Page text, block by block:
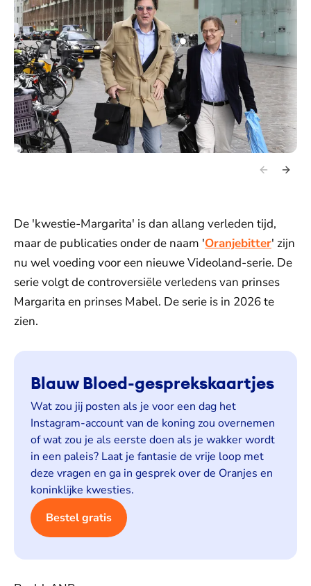
De 'kwestie-Margarita' is dan allang verleden tijd,
maar de publicaties onder de naam 'Oranjebitter' zijn
nu wel voeding voor een nieuwe Videoland-serie. De
serie volgt de controversiële verledens van prinses
Margarita en prinses Mabel. De serie is in 2026 te
zien.
Blauw Bloed-gesprekskaartjes
Wat zou jij posten als je voor een dag het
Instagram-account van de koning zou overnemen
of wat zou je als eerste doen als je wakker wordt
in een paleis? Laat je fantasie de vrije loop met
deze vragen en ga in gesprek over de Oranjes en
koninklijke kwesties.
Bestel gratis